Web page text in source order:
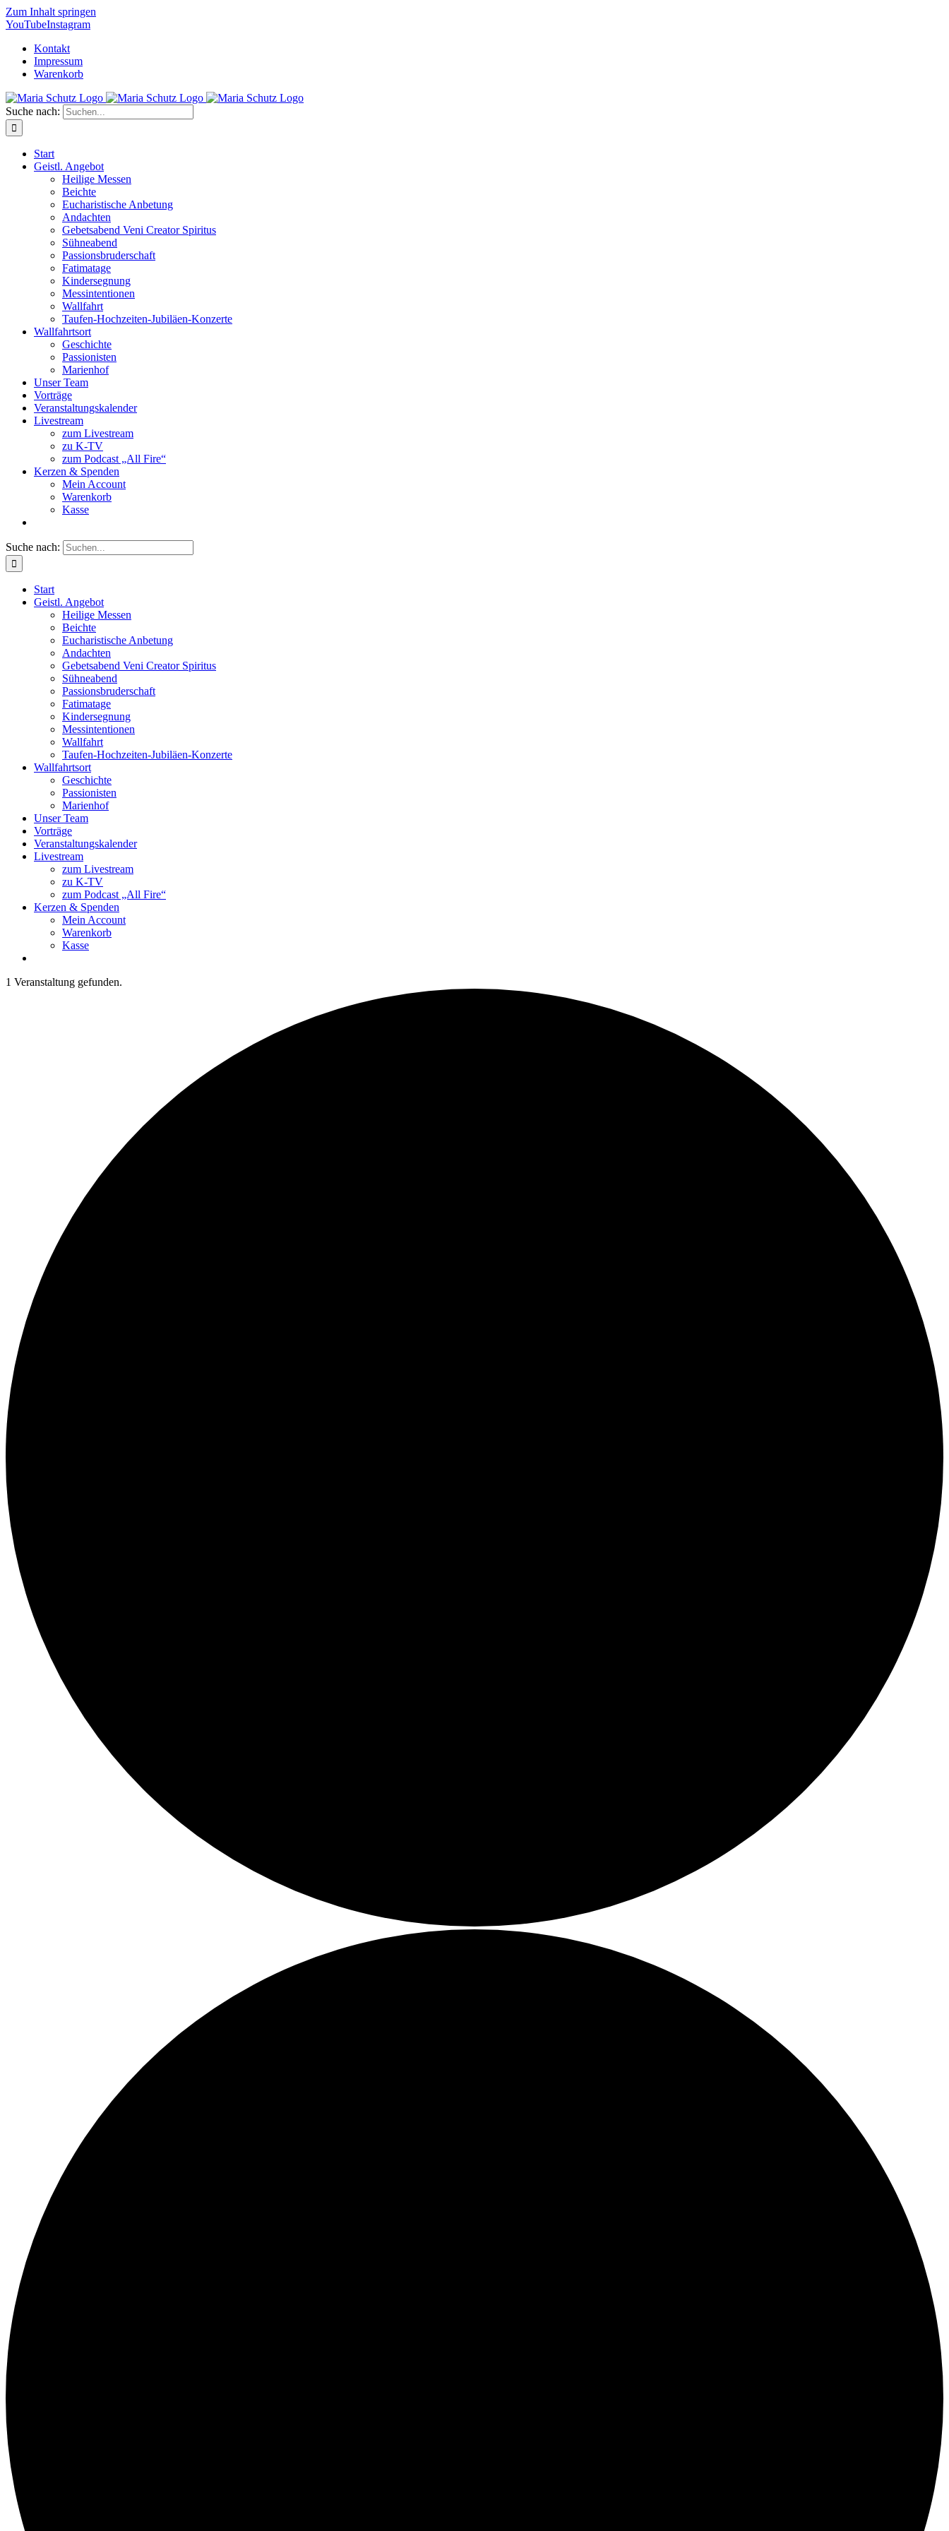
Zum Inhalt springen
YouTubeInstagram
Kontakt
Impressum
Warenkorb
Suche nach:
Start
Geistl. Angebot
Heilige Messen
Beichte
Eucharistische Anbetung
Andachten
Gebetsabend Veni Creator Spiritus
Sühneabend
Passionsbruderschaft
Fatimatage
Kindersegnung
Messintentionen
Wallfahrt
Taufen-Hochzeiten-Jubiläen-Konzerte
Wallfahrtsort
Geschichte
Passionisten
Marienhof
Unser Team
Vorträge
Veranstaltungskalender
Livestream
zum Livestream
zu K-TV
zum Podcast „All Fire“
Kerzen & Spenden
Mein Account
Warenkorb
Kasse
Suche nach:
Start
Geistl. Angebot
Heilige Messen
Beichte
Eucharistische Anbetung
Andachten
Gebetsabend Veni Creator Spiritus
Sühneabend
Passionsbruderschaft
Fatimatage
Kindersegnung
Messintentionen
Wallfahrt
Taufen-Hochzeiten-Jubiläen-Konzerte
Wallfahrtsort
Geschichte
Passionisten
Marienhof
Unser Team
Vorträge
Veranstaltungskalender
Livestream
zum Livestream
zu K-TV
zum Podcast „All Fire“
Kerzen & Spenden
Mein Account
Warenkorb
Kasse
1 Veranstaltung gefunden.